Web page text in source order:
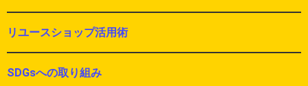
リユースショップ活用術
SDGsへの取り組み